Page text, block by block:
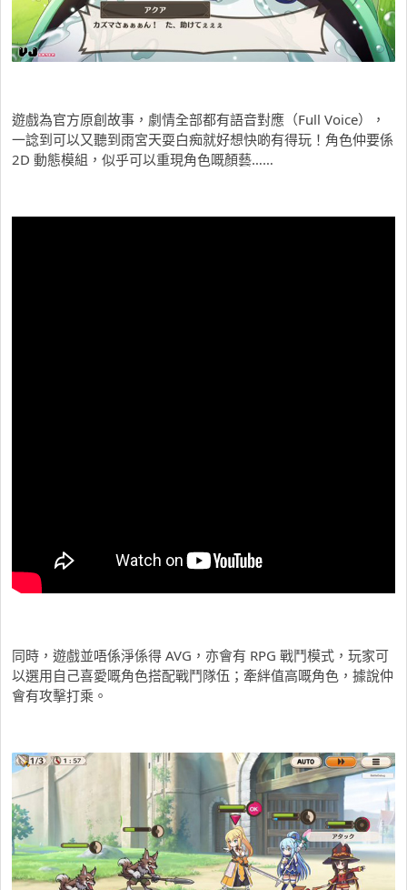
遊戲為官方原創故事，劇情全部都有語音對應（Full Voice），
一諗到可以又聽到雨宮天耍白痴就好想快啲有得玩！角色仲要係
2D 動態模組，似乎可以重現角色嘅顏藝……
同時，遊戲並唔係淨係得 AVG，亦會有 RPG 戰鬥模式，玩家可
以選用自己喜愛嘅角色搭配戰鬥隊伍；牽絆值高嘅角色，據說仲
會有攻擊打乘。